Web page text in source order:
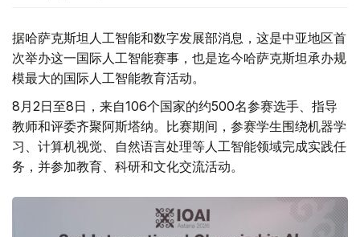
据哈萨克斯坦人工智能和数字发展部消息，这是中亚地区首
次举办这一国际人工智能赛事，也是迄今哈萨克斯坦承办规
模最大的国际人工智能教育活动。
8月2日至8日，来自106个国家的约500名参赛选手、指导
教师和评委齐聚阿斯塔纳。比赛期间，参赛学生围绕机器学
习、计算机视觉、自然语言处理等人工智能领域完成实践任
务，并参加教育、科研和文化交流活动。